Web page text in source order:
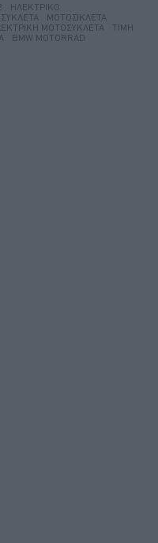
ΗΛΕΚΤΡΙΚΌ
ΜΟΤΟΣΙΚΛΈΤΑ
ΜΟΤΟΣΥΚΛΈΤΑ
ΤΙΜΉ
BMW MOTORRAD